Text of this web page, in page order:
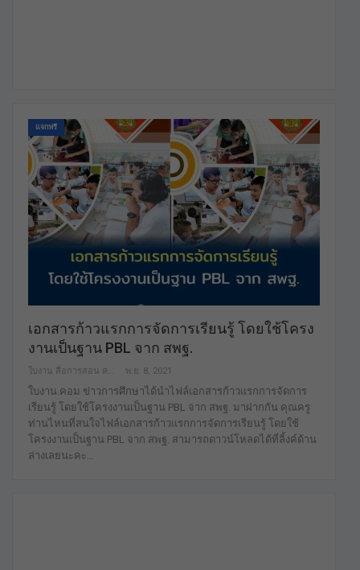
แจกฟรี
เอกสารก้าวแรกการจัดการเรียนรู้ โดยใช้โครง
งานเป็นฐาน PBL จาก สพฐ.
พ.ย. 8, 2021
ใบงาน.คอม ข่าวการศึกษาได้นำไฟล์เอกสารก้าวแรกการจัดการ
เรียนรู้ โดยใช้โครงงานเป็นฐาน PBL จาก สพฐ. มาฝากกัน คุณครู
ท่านไหนที่สนใจไฟล์เอกสารก้าวแรกการจัดการเรียนรู้ โดยใช้
โครงงานเป็นฐาน PBL จาก สพฐ. สามารถดาวน์โหลดได้ที่ลิ้งค์ด้าน
ล่างเลยนะคะ…